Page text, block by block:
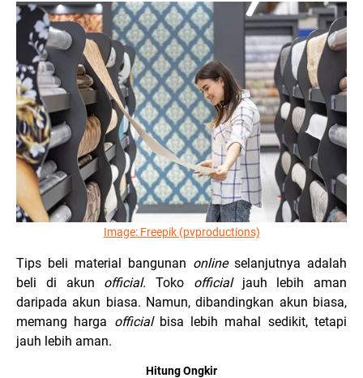
Image: Freepik (pvproductions)
Tips beli material bangunan online selanjutnya adalah
beli di akun official. Toko official jauh lebih aman
daripada akun biasa. Namun, dibandingkan akun biasa,
memang harga official bisa lebih mahal sedikit, tetapi
jauh lebih aman.
Hitung Ongkir